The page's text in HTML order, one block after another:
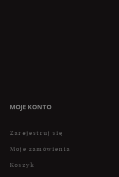
MOJE KONTO
Zarejestruj się
Moje zamówienia
Koszyk